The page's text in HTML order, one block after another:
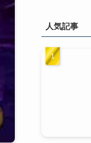
ー人気記事